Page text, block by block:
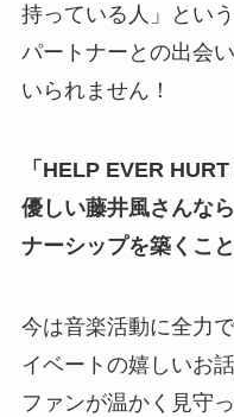
持っている人」とい
パートナーとの出会
いられません！
「HELP EVER
優しい藤井風さんな
ナーシップを築くこ
今は音楽活動に全力
イベートの嬉しいお
ファンが温かく見守